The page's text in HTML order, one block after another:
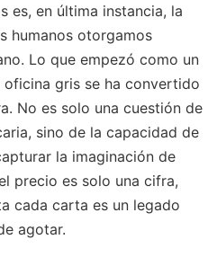
es, en última instancia, la
humanos otorgamos
Lo que empezó como un
gris se ha convertido
No es solo una cuestión de
sino de la capacidad de
la imaginación de
precio es solo una cifra,
cada carta es un legado
agotar.